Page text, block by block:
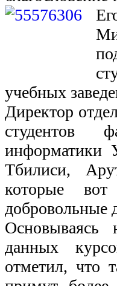
учебных
Директор
студентов
информатики
Тбилиси,
которые
добровольные
Основываясь
данных
отметил, что